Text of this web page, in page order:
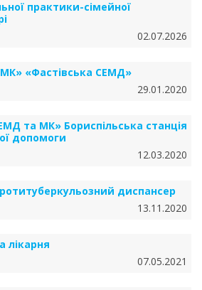
практики-сімейної
02.07.2026
«Фастівська СЕМД»
29.01.2020
та МК» Бориспільська станція
допомоги
12.03.2020
диспансер
13.11.2020
лікарня
07.05.2021